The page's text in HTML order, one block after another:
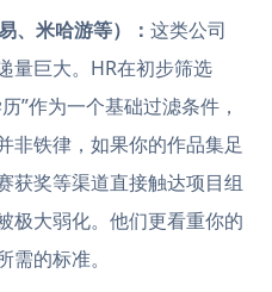
、米哈游等）： 这类公司
量巨大。HR在初步筛选
”作为一个基础过滤条件，
非铁律，如果你的作品集足
获奖等渠道直接触达项目组
极大弱化。他们更看重你的
的标准。